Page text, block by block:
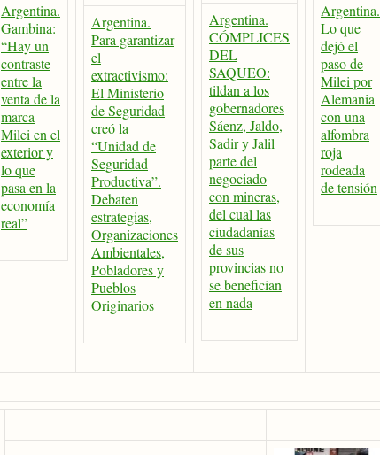
Argentina.
Gambina:
“Hay un
contraste
entre la
venta de la
marca
Milei en el
exterior y
lo que
pasa en la
economía
real”
Argentina.
Para garantizar
el
extractivismo:
El Ministerio
de Seguridad
creó la
“Unidad de
Seguridad
Productiva”.
Debaten
estrategias,
Organizaciones
Ambientales,
Pobladores y
Pueblos
Originarios
Argentina.
CÓMPLICES
DEL
SAQUEO:
tildan a los
gobernadores
Sáenz, Jaldo,
Sadir y Jalil
parte del
negociado
con mineras,
del cual las
ciudadanías
de sus
provincias no
se benefician
en nada
Argentina.
Lo que
dejó el
paso de
Milei por
Alemania
con una
alfombra
roja
rodeada
de tensión